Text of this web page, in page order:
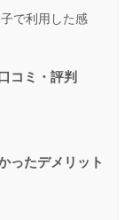
で利用した感
コミ・評判
ったデメリット